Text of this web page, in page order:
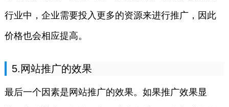
行业中，企业需要投入更多的资源来进行推广，因此
价格也会相应提高。
5.网站推广的效果
最后一个因素是网站推广的效果。如果推广效果显